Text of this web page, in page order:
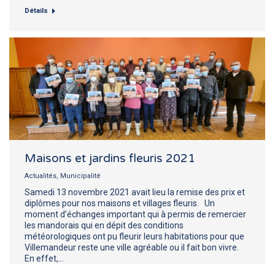
Détails
Maisons et jardins fleuris 2021
Actualités, Municipalité
Samedi 13 novembre 2021 avait lieu la remise des prix et
diplômes pour nos maisons et villages fleuris. Un
moment d’échanges important qui à permis de remercier
les mandorais qui en dépit des conditions
météorologiques ont pu fleurir leurs habitations pour que
Villemandeur reste une ville agréable ou il fait bon vivre.
En effet,…